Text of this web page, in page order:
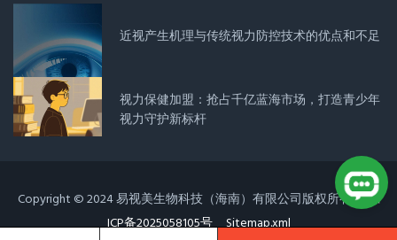
近视产生机理与传统视力防控技术的优点和不足
视力保健加盟：抢占千亿蓝海市场，打造青少年
视力守护新标杆
Copyright © 2024 易视美生物科技（海南）有限公司版权所有琼
ICP备2025058105号
Sitemap.xml